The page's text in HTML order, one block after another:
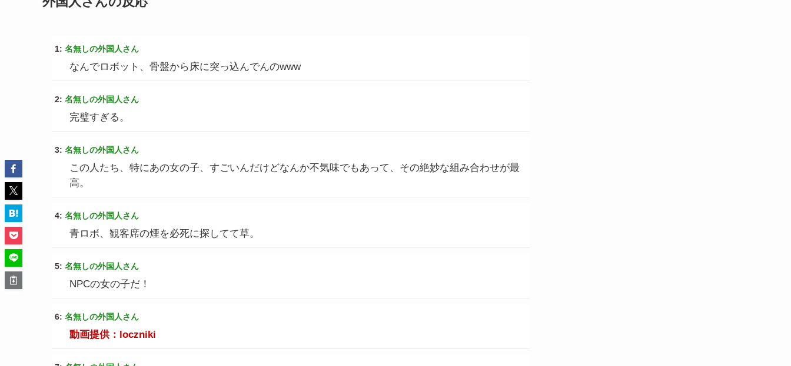
1: 名無しの外国人さん
なんでロボット、骨盤から床に突っ込んでんのwww
2: 名無しの外国人さん
完璧すぎる。
3: 名無しの外国人さん
この人たち、特にあの女の子、すごいんだけどなんか不気味でもあって、その絶妙な組み合わせが最
高。
4: 名無しの外国人さん
青ロボ、観客席の煙を必死に探してて草。
5: 名無しの外国人さん
NPCの女の子だ！
6: 名無しの外国人さん
動画提供：loczniki